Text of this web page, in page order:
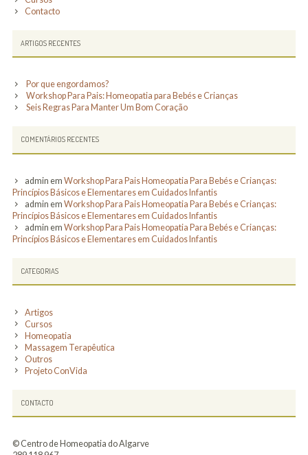
Contacto
ARTIGOS RECENTES
Por que engordamos?
Workshop Para Pais: Homeopatia para Bebés e Crianças
Seis Regras Para Manter Um Bom Coração
COMENTÁRIOS RECENTES
admin em Workshop Para Pais Homeopatia Para Bebés e Crianças:
Princípios Básicos e Elementares em Cuidados Infantis
admin em Workshop Para Pais Homeopatia Para Bebés e Crianças:
Princípios Básicos e Elementares em Cuidados Infantis
admin em Workshop Para Pais Homeopatia Para Bebés e Crianças:
Princípios Básicos e Elementares em Cuidados Infantis
CATEGORIAS
Artigos
Cursos
Homeopatia
Massagem Terapêutica
Outros
Projeto ConVida
CONTACTO
© Centro de Homeopatia do Algarve